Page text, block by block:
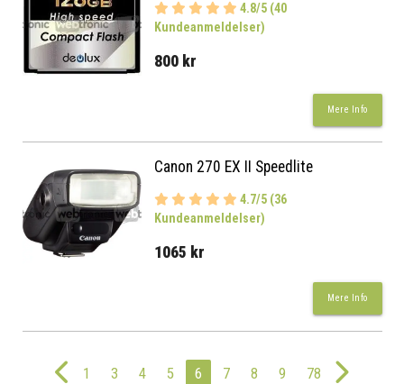
4.8/5 (40
Kundeanmeldelser)
800 kr
Mere Info
Canon 270 EX II Speedlite
4.7/5 (36
Kundeanmeldelser)
1065 kr
Mere Info
1 3 4 5 6 7 8 9 78